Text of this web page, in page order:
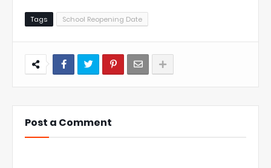
Tags School Reopening Date
Post a Comment